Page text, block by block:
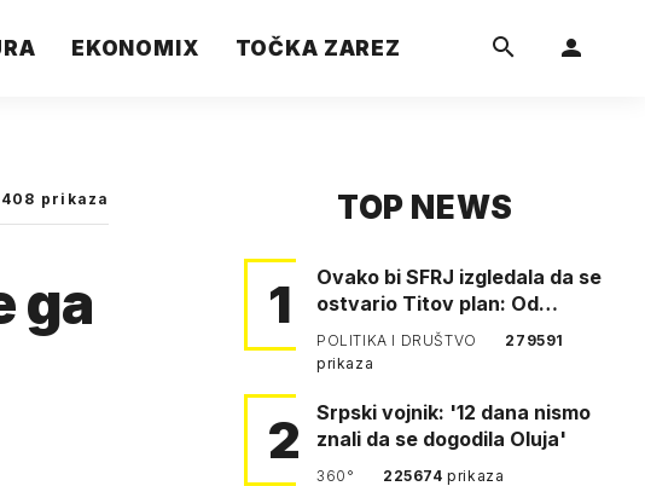
EKONOMIX TOČKA ZAREZ
408 prikaza
ga
TOP NEWS
1
Ovako bi SFRJ izgledala da se
ostvario Titov plan: Od
Klagenfurta do Istanbula!
POLITIKA I DRUŠTVO
279591
prikaza
2
Srpski vojnik: '12 dana nismo
znali da se dogodila Oluja'
360° 225674prikaza